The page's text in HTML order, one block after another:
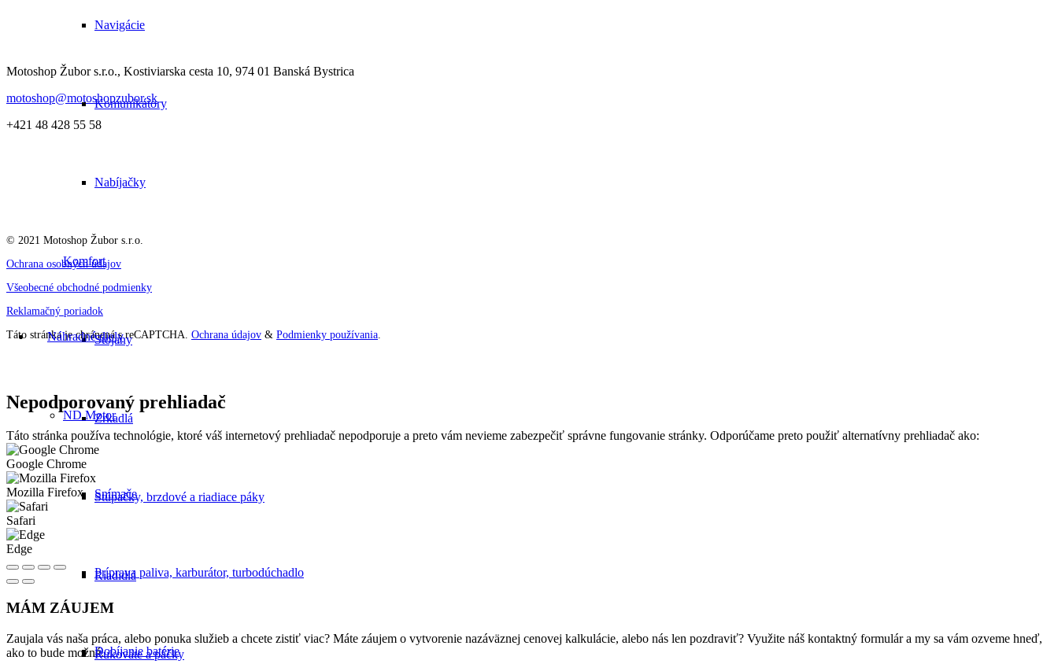
Navigácie
Komunikátory
Nabíjačky
Komfort
Stojany
Zrkadlá
Stúpačky, brzdové a riadiace páky
Riadidlá
Rukoväte a páčky
Náhradné diely
ND Motor
Snímače
Príprava paliva, karburátor, turbodúchadlo
Dobíjanie batérie
Motoshop Žubor s.r.o., Kostiviarska cesta 10, 974 01 Banská Bystrica
motoshop@motoshopzubor.sk
+421 48 428 55 58
© 2021 Motoshop Žubor s.r.o.
Ochrana osobných údajov
Všeobecné obchodné podmienky
Reklamačný poriadok
Táto stránka je chránená s reCAPTCHA. Ochrana údajov & Podmienky používania.
Nepodporovaný prehliadač
Táto stránka používa technológie, ktoré váš internetový prehliadač nepodporuje a preto vám nevieme zabezpečiť správne fungovanie stránky. Odporúčame preto použiť alternatívny prehliadač ako:
Google Chrome
Mozilla Firefox
Safari
Edge
MÁM ZÁUJEM
Zaujala vás naša práca, alebo ponuka služieb a chcete zistiť viac? Máte záujem o vytvorenie nazáväznej cenovej kalkulácie, alebo nás len pozdraviť? Využite náš kontaktný formulár a my sa vám ozveme hneď,
ako to bude možné.